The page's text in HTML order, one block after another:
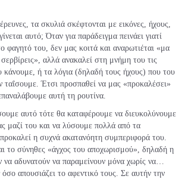
τα σκυλιά σκέφτονται με εικόνες, ήχους,
αυτό; Όταν για παράδειγμα πεινάει γιατί
φαγητό του, δεν μας κοιτά και αναρωτιέται «μα
αλλά ανακαλεί στη μνήμη του τις
κάνουμε, ή τα λόγια (δηλαδή τους ήχους) που του
ταΐσουμε. Έτσι προσπαθεί να μας «προκαλέσει»
αυτή τη ρουτίνα.
αυτό τότε θα καταφέρουμε να διευκολύνουμε
μαζί του και να λύσουμε πολλά από τα
η συχνά ακατανόητη συμπεριφορά του.
το σύνηθες «άγχος του αποχωρισμού», δηλαδή η
αδυνατούν να παραμείνουν μόνα χωρίς να…
απουσιάζει το αφεντικό τους. Σε αυτήν την